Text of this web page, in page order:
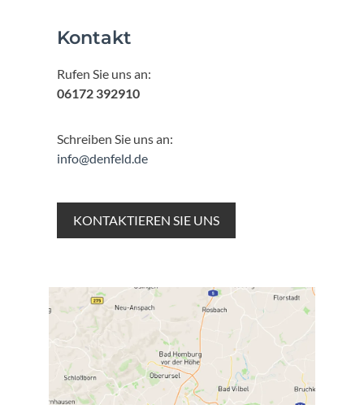
Kontakt
Rufen Sie uns an:
06172 392910
Schreiben Sie uns an:
info@denfeld.de
KONTAKTIEREN SIE UNS